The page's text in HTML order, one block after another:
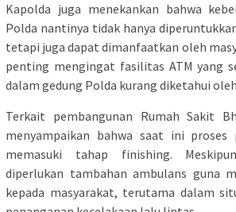
Kapolda juga menekankan bahwa
Polda nantinya tidak hanya
tetapi juga dapat dimanfaatkan oleh
penting mengingat fasilitas ATM yang
dalam gedung Polda kurang diketahui
Terkait pembangunan Rumah Sakit
menyampaikan bahwa saat ini proses
memasuki tahap finishing.
diperlukan tambahan ambulans guna
kepada masyarakat, terutama dalam